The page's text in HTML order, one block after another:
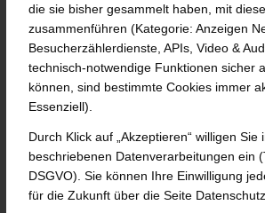
Fulda. Der traditionelle Girl’s
am 28. April 2022 bei der
Fuldaer Münsterfeld bot fünf
und Schülern einen
vielfältigen Karriere-
die sie bisher gesammelt haben, mit
zusammenführen (Kategorie: Anzeigen
Besucherzählerdienste, APIs, Video &
technisch-notwendige Funktionen sicher
können, sind bestimmte Cookies immer
Essenziell).
Durch Klick auf „Akzeptieren“ willigen Sie
beschriebenen Datenverarbeitungen ein
DSGVO). Sie können Ihre Einwilligung
für die Zukunft über die Seite